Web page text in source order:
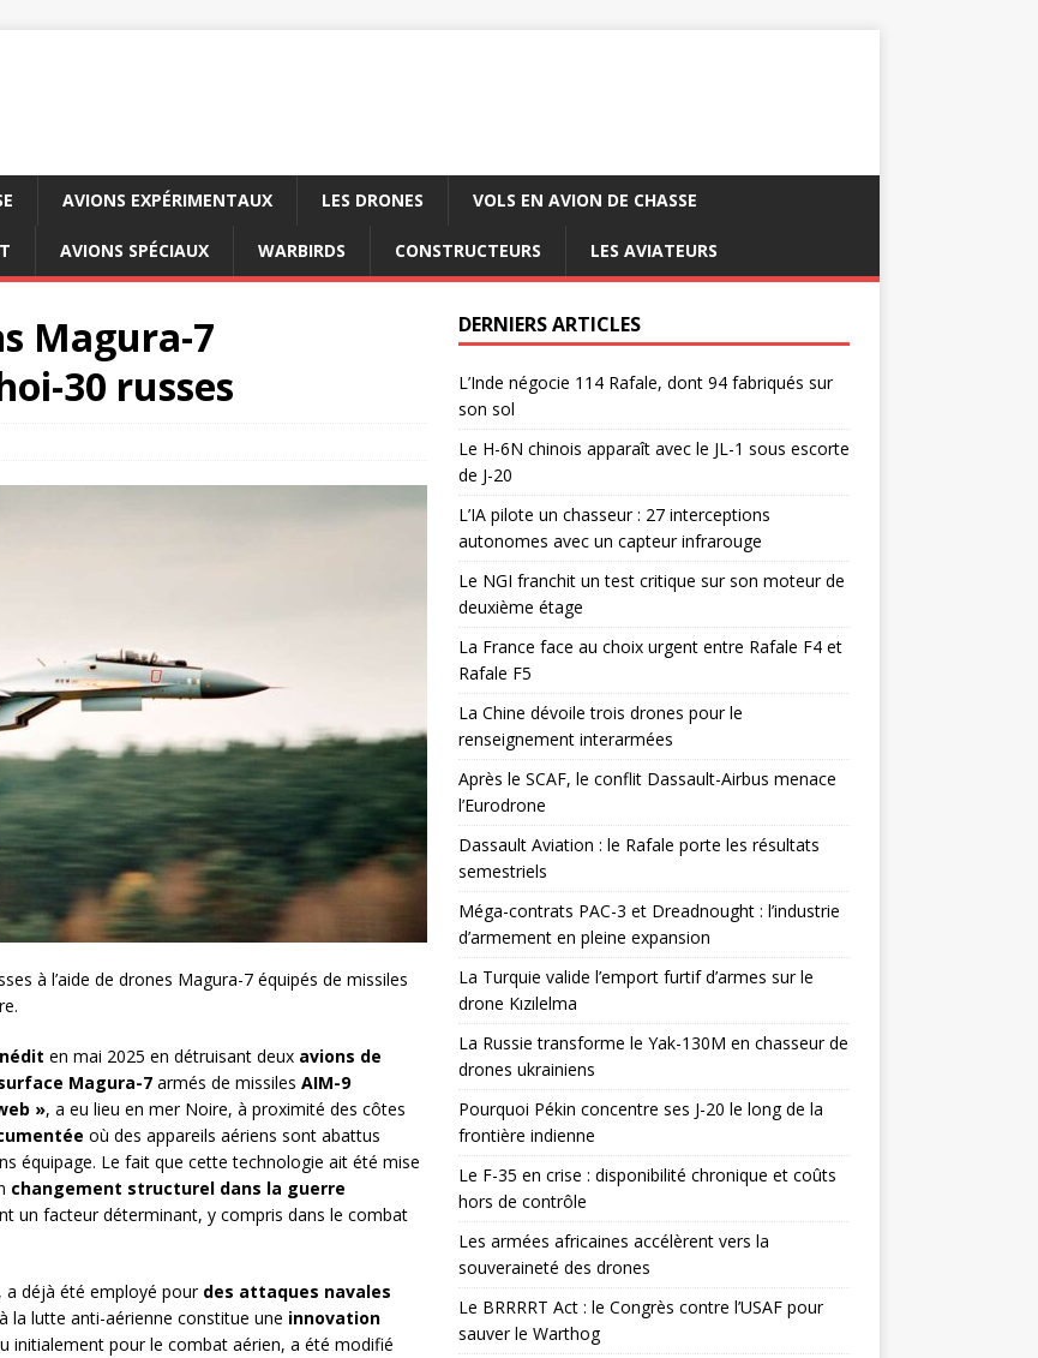
AVIONS EXPÉRIMENTAUX LES DRONES VOLS EN AVION DE CHASSE
AVIONS SPÉCIAUX WARBIRDS CONSTRUCTEURS LES AVIATEURS
Magura-7
30 russes
à l’aide de drones Magura-7 équipés de missiles
en mai 2025 en détruisant deux avions de
Magura-7 armés de missiles AIM-9
», a eu lieu en mer Noire, à proximité des côtes
où des appareils aériens sont abattus
équipage. Le fait que cette technologie ait été mise
changement structurel dans la guerre
un facteur déterminant, y compris dans le combat
a déjà été employé pour des attaques navales
la lutte anti-aérienne constitue une innovation
initialement pour le combat aérien, a été modifié
DERNIERS ARTICLES
L’Inde négocie 114 Rafale, dont 94 fabriqués sur
son sol
Le H-6N chinois apparaît avec le JL-1 sous escorte
de J-20
L’IA pilote un chasseur : 27 interceptions
autonomes avec un capteur infrarouge
Le NGI franchit un test critique sur son moteur de
deuxième étage
La France face au choix urgent entre Rafale F4 et
Rafale F5
La Chine dévoile trois drones pour le
renseignement interarmées
Après le SCAF, le conflit Dassault-Airbus menace
l’Eurodrone
Dassault Aviation : le Rafale porte les résultats
semestriels
Méga-contrats PAC-3 et Dreadnought : l’industrie
d’armement en pleine expansion
La Turquie valide l’emport furtif d’armes sur le
drone Kızılelma
La Russie transforme le Yak-130M en chasseur de
drones ukrainiens
Pourquoi Pékin concentre ses J-20 le long de la
frontière indienne
Le F-35 en crise : disponibilité chronique et coûts
hors de contrôle
Les armées africaines accélèrent vers la
souveraineté des drones
Le BRRRRT Act : le Congrès contre l’USAF pour
sauver le Warthog